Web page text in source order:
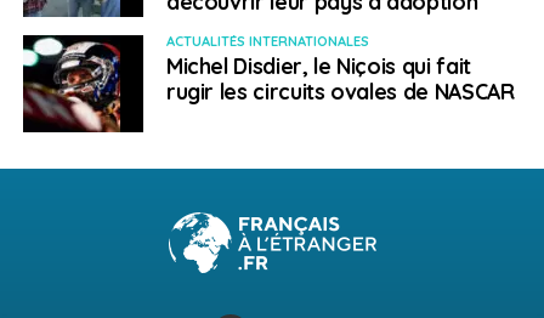
ACTUALITÉS INTERNATIONALES
Michel Disdier, le Niçois qui fait
rugir les circuits ovales de NASCAR